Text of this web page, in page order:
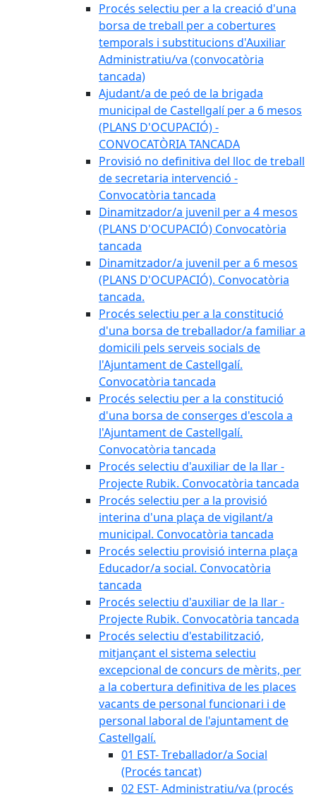
Procés selectiu per a la creació d'una
borsa de treball per a cobertures
temporals i substitucions d'Auxiliar
Administratiu/va (convocatòria
tancada)
Ajudant/a de peó de la brigada
municipal de Castellgalí per a 6 mesos
(PLANS D'OCUPACIÓ) -
CONVOCATÒRIA TANCADA
Provisió no definitiva del lloc de treball
de secretaria intervenció -
Convocatòria tancada
Dinamitzador/a juvenil per a 4 mesos
(PLANS D'OCUPACIÓ) Convocatòria
tancada
Dinamitzador/a juvenil per a 6 mesos
(PLANS D'OCUPACIÓ). Convocatòria
tancada.
Procés selectiu per a la constitució
d'una borsa de treballador/a familiar a
domicili pels serveis socials de
l'Ajuntament de Castellgalí.
Convocatòria tancada
Procés selectiu per a la constitució
d'una borsa de conserges d'escola a
l'Ajuntament de Castellgalí.
Convocatòria tancada
Procés selectiu d'auxiliar de la llar -
Projecte Rubik. Convocatòria tancada
Procés selectiu per a la provisió
interina d'una plaça de vigilant/a
municipal. Convocatòria tancada
Procés selectiu provisió interna plaça
Educador/a social. Convocatòria
tancada
Procés selectiu d'auxiliar de la llar -
Projecte Rubik. Convocatòria tancada
Procés selectiu d'estabilització,
mitjançant el sistema selectiu
excepcional de concurs de mèrits, per
a la cobertura definitiva de les places
vacants de personal funcionari i de
personal laboral de l'ajuntament de
Castellgalí.
01 EST- Treballador/a Social
(Procés tancat)
02 EST- Administratiu/va (procés